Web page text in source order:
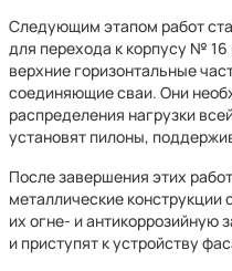
Следующим этапом работ
для перехода к корпусу № 16
верхние горизонтальные
соединяющие сваи. Они
распределения нагрузки
установят пилоны,
После завершения этих
металлические
их огне- и антикоррозийную
и приступят к устройству